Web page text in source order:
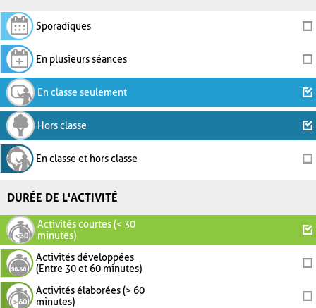
Sporadiques
En plusieurs séances
En classe seulement
Hors classe
En classe et hors classe
DURÉE DE L'ACTIVITÉ
Activités courtes (< 30
minutes)
Activités développées
(Entre 30 et 60 minutes)
Activités élaborées (> 60
minutes)